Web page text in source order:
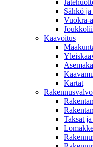
Sähkö
Vuokra-
Kaavoitus
Kartat
Taksat